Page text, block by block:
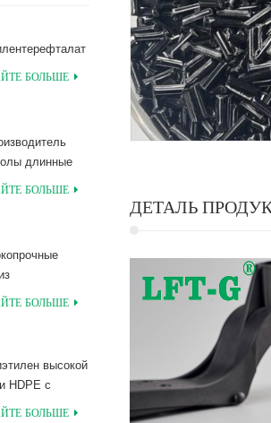
с длинным
БОЛЬШЕ
длинные
армированные
БОЛЬШЕ
кислоты
БОЛЬШЕ
высокой
HDPE с
длинным
БОЛЬШЕ
ДЕТАЛЬ